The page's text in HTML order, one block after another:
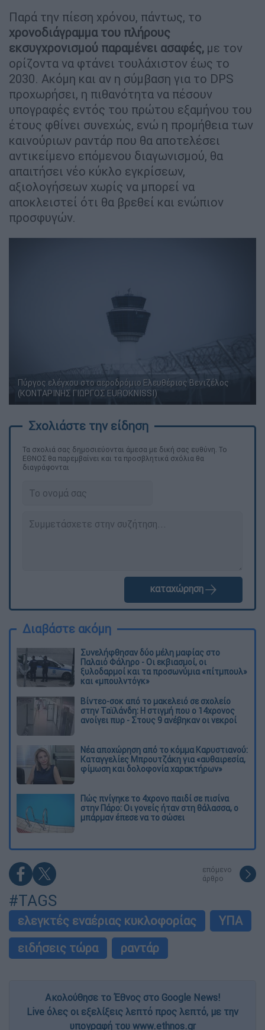
Παρά την πίεση χρόνου, πάντως, το
χρονοδιάγραμμα του πλήρους
εκσυγχρονισμού παραμένει ασαφές, με τον
ορίζοντα να φτάνει τουλάχιστον έως το
2030. Ακόμη και αν η σύμβαση για το DPS
προχωρήσει, η πιθανότητα να πέσουν
υπογραφές εντός του πρώτου εξαμήνου του
έτους φθίνει συνεχώς, ενώ η προμήθεια των
καινούριων ραντάρ που θα αποτελέσει
αντικείμενο επόμενου διαγωνισμού, θα
απαιτήσει νέο κύκλο εγκρίσεων,
αξιολογήσεων χωρίς να μπορεί να
αποκλειστεί ότι θα βρεθεί και ενώπιον
προσφυγών.
Πύργος ελέγχου στο αεροδρόμιο Ελευθέριος Βενιζέλος
(ΚΟΝΤΑΡΙΝΗΣ ΓΙΩΡΓΟΣ EUROKNISSI)
Τα σχολιά σας δημοσιεύονται άμεσα με δική σας ευθύνη. Το
ΕΘΝΟΣ θα παρεμβαίνει και τα προσβλητικά σχόλια θα
διαγράφονται
καταχώρηση
Διαβάστε ακόμη
Συνελήφθησαν δύο μέλη μαφίας στο
Παλαιό Φάληρο - Οι εκβιασμοί, οι
ξυλοδαρμοί και τα προσωνύμια «πίτμπουλ»
και «μπουλντόγκ»
Βίντεο-σοκ από το μακελειό σε σχολείο
στην Ταϊλάνδη: Η στιγμή που ο 14χρονος
ανοίγει πυρ - Στους 9 ανέβηκαν οι νεκροί
Νέα αποχώρηση από το κόμμα Καρυστιανού:
Καταγγελίες Μπρουτζάκη για «αυθαιρεσία,
φίμωση και δολοφονία χαρακτήρων»
Πώς πνίγηκε το 4χρονο παιδί σε πισίνα
στην Πάρο: Οι γονείς ήταν στη θάλασσα, ο
μπάρμαν έπεσε να το σώσει
επόμενο
άρθρο
#TAGS
ελεγκτές εναέριας κυκλοφορίας
ΥΠΑ
ειδήσεις τώρα
ραντάρ
Ακολούθησε το Έθνος στο Google News!
Live όλες οι εξελίξεις λεπτό προς λεπτό, με την
υπογραφή του www.ethnos.gr